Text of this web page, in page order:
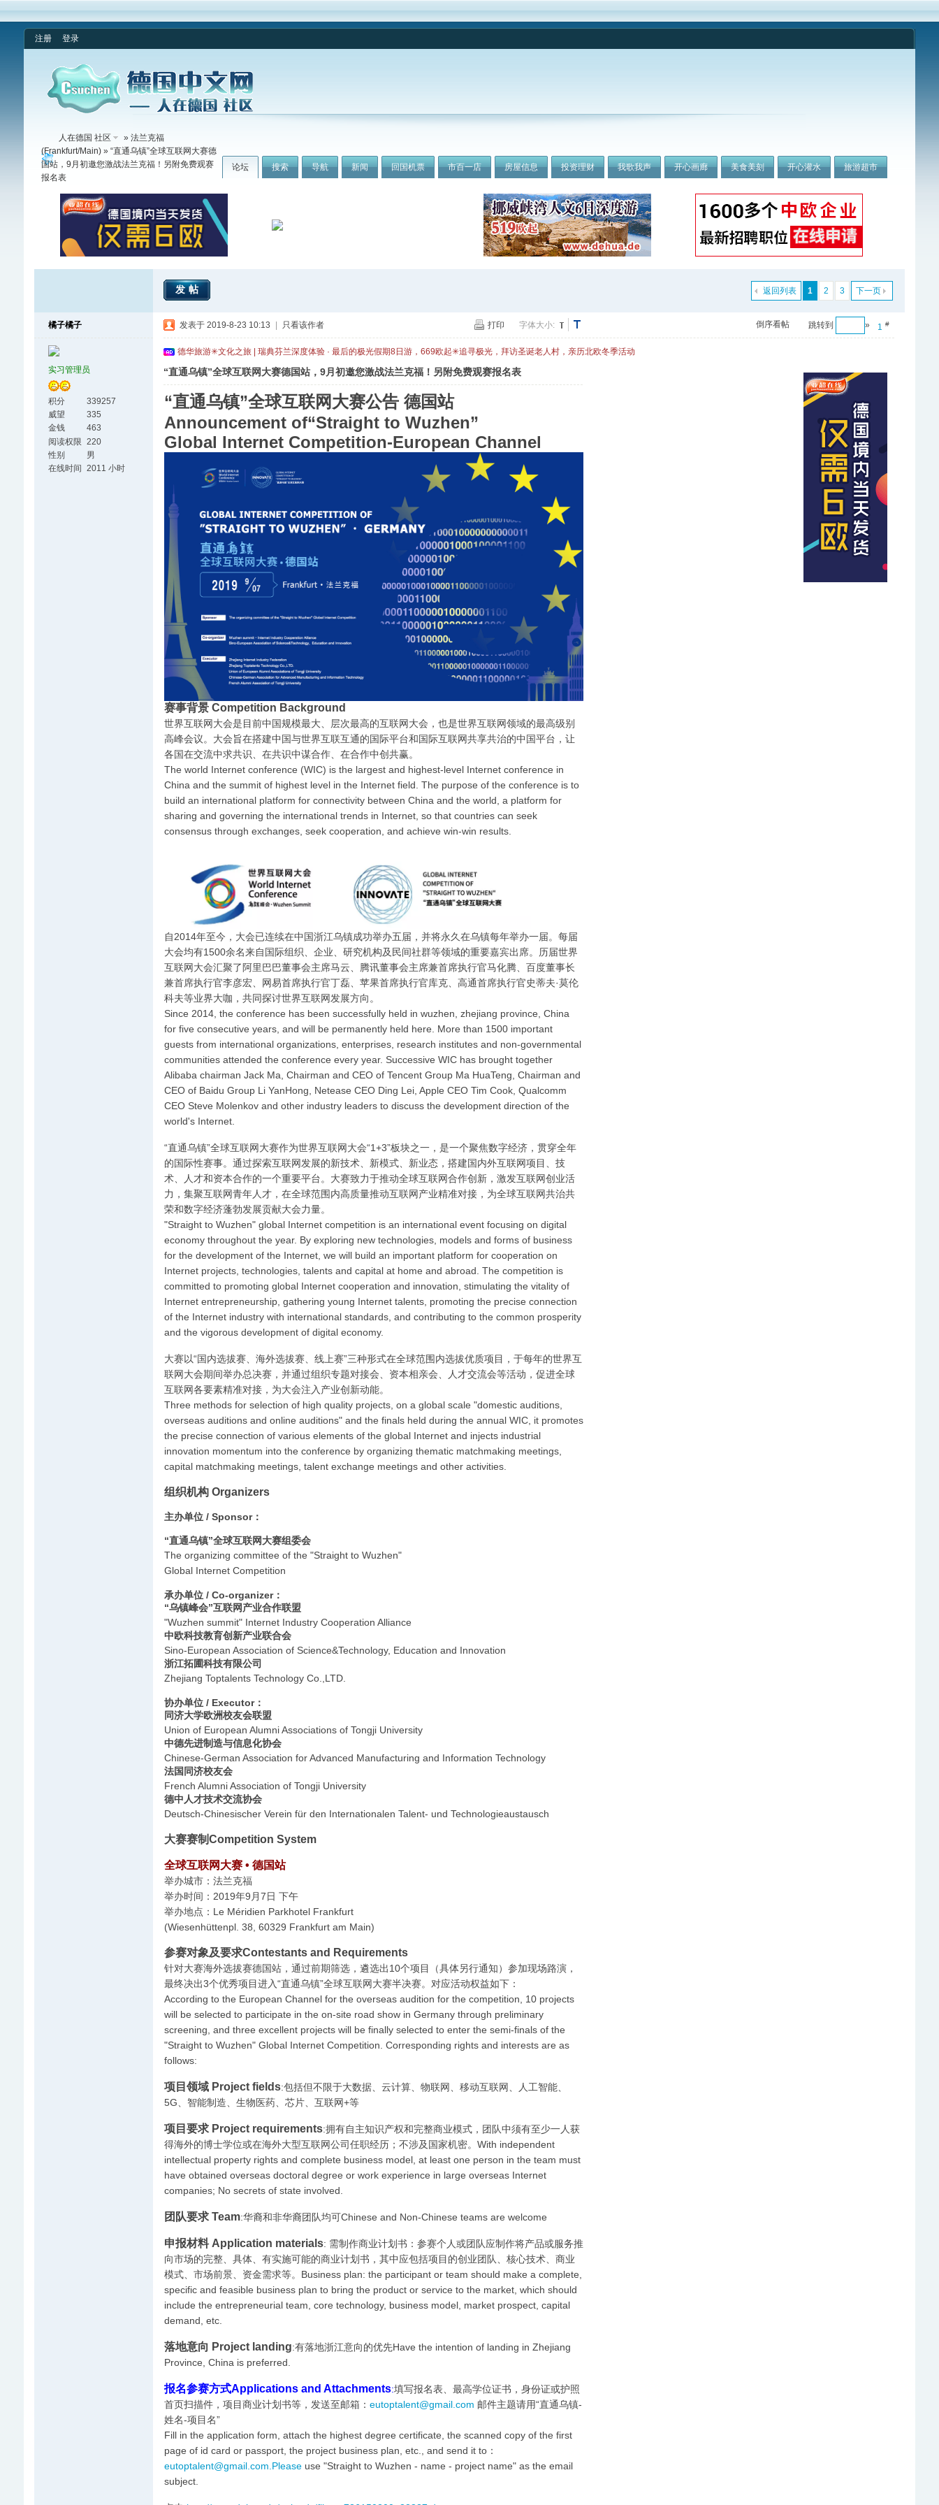
注册 登录
论坛 搜索 导航 新闻 回国机票 市百一店 房屋信息 投资理财 我歌我声 开心画廊 美食美刻 开心灌水 旅游超市
人在德国 社区 » 法兰克福
(Frankfurt/Main)» “直通乌镇”全球互联网大赛德
国站，9月初邀您激战法兰克福！另附免费观赛
报名表
1 2 3 下一页
返回列表
发帖
橘子橘子
实习管理员
积分
339257
威望
335
金钱
463
阅读权限 220
性别
男
在线时间
2011 小时
1 #
跳转到 »
倒序看帖
打印 字体大小:
发表于 2019-8-23 10:13 只看该作者
德华旅游✳文化之旅 | 瑞典芬兰深度体验 · 最后的极光假期8日游，669欧起✳追寻极光，拜访圣诞老人村，亲历北欧冬季活动
“直通乌镇”全球互联网大赛德国站，9月初邀您激战法兰克福！另附免费观赛报名表
“直通乌镇”全球互联网大赛公告 德国站
Announcement of“Straight to Wuzhen”
Global Internet Competition-European Channel
赛事背景 Competition Background
世界互联网大会是目前中国规模最大、层次最高的互联网大会，也是世界互联网领域的最高级别
高峰会议。大会旨在搭建中国与世界互联互通的国际平台和国际互联网共享共治的中国平台，让
各国在交流中求共识、在共识中谋合作、在合作中创共赢。
The world Internet conference (WIC) is the largest and highest-level Internet conference in
China and the summit of highest level in the Internet field. The purpose of the conference is to
build an international platform for connectivity between China and the world, a platform for
sharing and governing the international trends in Internet, so that countries can seek
consensus through exchanges, seek cooperation, and achieve win-win results.
自2014年至今，大会已连续在中国浙江乌镇成功举办五届，并将永久在乌镇每年举办一届。每届
大会均有1500余名来自国际组织、企业、研究机构及民间社群等领域的重要嘉宾出席。历届世界
互联网大会汇聚了阿里巴巴董事会主席马云、腾讯董事会主席兼首席执行官马化腾、百度董事长
兼首席执行官李彦宏、网易首席执行官丁磊、苹果首席执行官库克、高通首席执行官史蒂夫·莫伦
科夫等业界大咖，共同探讨世界互联网发展方向。
Since 2014, the conference has been successfully held in wuzhen, zhejiang province, China
for five consecutive years, and will be permanently held here. More than 1500 important
guests from international organizations, enterprises, research institutes and non-governmental
communities attended the conference every year. Successive WIC has brought together
Alibaba chairman Jack Ma, Chairman and CEO of Tencent Group Ma HuaTeng, Chairman and
CEO of Baidu Group Li YanHong, Netease CEO Ding Lei, Apple CEO Tim Cook, Qualcomm
CEO Steve Molenkov and other industry leaders to discuss the development direction of the
world's Internet.
“直通乌镇”全球互联网大赛作为世界互联网大会“1+3”板块之一，是一个聚焦数字经济，贯穿全年
的国际性赛事。通过探索互联网发展的新技术、新模式、新业态，搭建国内外互联网项目、技
术、人才和资本合作的一个重要平台。大赛致力于推动全球互联网合作创新，激发互联网创业活
力，集聚互联网青年人才，在全球范围内高质量推动互联网产业精准对接，为全球互联网共治共
荣和数字经济蓬勃发展贡献大会力量。
"Straight to Wuzhen" global Internet competition is an international event focusing on digital
economy throughout the year. By exploring new technologies, models and forms of business
for the development of the Internet, we will build an important platform for cooperation on
Internet projects, technologies, talents and capital at home and abroad. The competition is
committed to promoting global Internet cooperation and innovation, stimulating the vitality of
Internet entrepreneurship, gathering young Internet talents, promoting the precise connection
of the Internet industry with international standards, and contributing to the common prosperity
and the vigorous development of digital economy.
大赛以“国内选拔赛、海外选拔赛、线上赛”三种形式在全球范围内选拔优质项目，于每年的世界互
联网大会期间举办总决赛，并通过组织专题对接会、资本相亲会、人才交流会等活动，促进全球
互联网各要素精准对接，为大会注入产业创新动能。
Three methods for selection of high quality projects, on a global scale "domestic auditions,
overseas auditions and online auditions" and the finals held during the annual WIC, it promotes
the precise connection of various elements of the global Internet and injects industrial
innovation momentum into the conference by organizing thematic matchmaking meetings,
capital matchmaking meetings, talent exchange meetings and other activities.
组织机构 Organizers
主办单位 / Sponsor：
“直通乌镇”全球互联网大赛组委会
The organizing committee of the "Straight to Wuzhen"
Global Internet Competition
承办单位 / Co-organizer：
“乌镇峰会”互联网产业合作联盟
"Wuzhen summit" Internet Industry Cooperation Alliance
中欧科技教育创新产业联合会
Sino-European Association of Science&Technology, Education and Innovation
浙江拓圃科技有限公司
Zhejiang Toptalents Technology Co.,LTD.
协办单位 / Executor：
同济大学欧洲校友会联盟
Union of European Alumni Associations of Tongji University
中德先进制造与信息化协会
Chinese-German Association for Advanced Manufacturing and Information Technology
法国同济校友会
French Alumni Association of Tongji University
德中人才技术交流协会
Deutsch-Chinesischer Verein für den Internationalen Talent- und Technologieaustausch
大赛赛制Competition System
全球互联网大赛 • 德国站
举办城市：法兰克福
举办时间：2019年9月7日 下午
举办地点：Le Méridien Parkhotel Frankfurt
(Wiesenhüttenpl. 38, 60329 Frankfurt am Main)
参赛对象及要求Contestants and Requirements
针对大赛海外选拔赛德国站，通过前期筛选，遴选出10个项目（具体另行通知）参加现场路演，
最终决出3个优秀项目进入“直通乌镇”全球互联网大赛半决赛。对应活动权益如下：
According to the European Channel for the overseas audition for the competition, 10 projects
will be selected to participate in the on-site road show in Germany through preliminary
screening, and three excellent projects will be finally selected to enter the semi-finals of the
"Straight to Wuzhen" Global Internet Competition. Corresponding rights and interests are as
follows:
项目领域 Project fields:包括但不限于大数据、云计算、物联网、移动互联网、人工智能、
5G、智能制造、生物医药、芯片、互联网+等
项目要求 Project requirements:拥有自主知识产权和完整商业模式，团队中须有至少一人获
得海外的博士学位或在海外大型互联网公司任职经历；不涉及国家机密。With independent
intellectual property rights and complete business model, at least one person in the team must
have obtained overseas doctoral degree or work experience in large overseas Internet
companies; No secrets of state involved.
团队要求 Team:华裔和非华裔团队均可Chinese and Non-Chinese teams are welcome
申报材料 Application materials: 需制作商业计划书：参赛个人或团队应制作将产品或服务推
向市场的完整、具体、有实施可能的商业计划书，其中应包括项目的创业团队、核心技术、商业
模式、市场前景、资金需求等。Business plan: the participant or team should make a complete,
specific and feasible business plan to bring the product or service to the market, which should
include the entrepreneurial team, core technology, business model, market prospect, capital
demand, etc.
落地意向 Project landing:有落地浙江意向的优先Have the intention of landing in Zhejiang
Province, China is preferred.
报名参赛方式Applications and Attachments:填写报名表、最高学位证书，身份证或护照
首页扫描件，项目商业计划书等，发送至邮箱： eutoptalent@gmail.com 邮件主题请用“直通乌镇-
姓名-项目名”
Fill in the application form, attach the highest degree certificate, the scanned copy of the first
page of id card or passport, the project business plan, etc., and send it to：
eutoptalent@gmail.com.Pleaseuse "Straight to Wuzhen - name - project name" as the email
subject.